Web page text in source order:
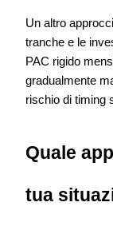
Un altro
tranche e le
PAC rigido
gradualmente
rischio di timing
Quale
tua